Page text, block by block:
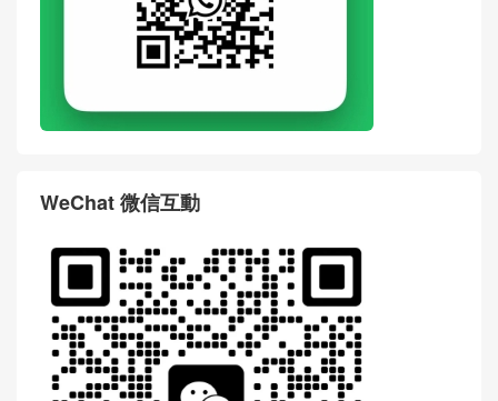
WeChat 微信互動